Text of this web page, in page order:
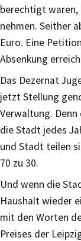
berechtigt waren,
nehmen. Seither
Euro. Eine
Absenkung
Das Dezernat
jetzt Stellung
Verwaltung.
die Stadt jedes
und Stadt teilen
70 zu 30.
Und wenn die
Haushalt wieder
mit den Worten
Preises der